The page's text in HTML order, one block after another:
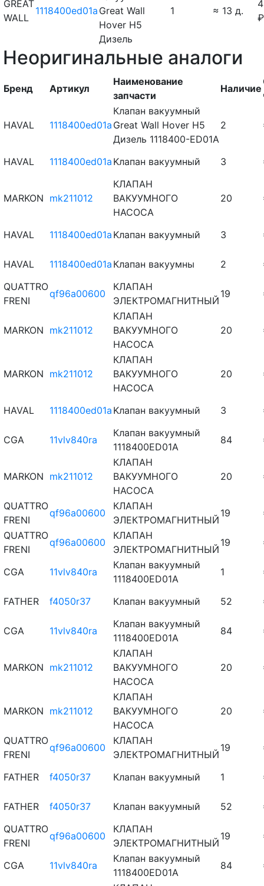
GREAT
WALL
1118400ed01a Great Wall
Hover H5
Дизель
1 ≈ 13 д.
₽
Неоригинальные аналоги
Бренд Артикул
Наименование
запчасти
Наличие
HAVAL 1118400ed01a
Клапан вакуумный
Great Wall Hover H5
Дизель 1118400-ED01A
2
HAVAL 1118400ed01a Kлaпaн вaкyyмный 3
MARKON mk211012
КЛАПАН
ВАКУУМНОГО
НАСОСА
20
HAVAL 1118400ed01a Kлaпaн вaкyyмный 3
HAVAL 1118400ed01a Клапан вакуумны 2
QUATTRO
FRENI
qf96a00600
КЛАПАН
ЭЛЕКТРОМАГНИТНЫЙ
19
MARKON mk211012
КЛАПАН
ВАКУУМНОГО
НАСОСА
20
MARKON mk211012
КЛАПАН
ВАКУУМНОГО
НАСОСА
20
HAVAL 1118400ed01a Kлaпaн вaкyyмный 3
CGA 11vlv840ra
Клапан вакуумный
1118400ED01A
84
MARKON mk211012
КЛАПАН
ВАКУУМНОГО
НАСОСА
20
QUATTRO
FRENI
qf96a00600
КЛАПАН
ЭЛЕКТРОМАГНИТНЫЙ
19
QUATTRO
FRENI
qf96a00600
КЛАПАН
ЭЛЕКТРОМАГНИТНЫЙ
19
CGA 11vlv840ra
Клапан вакуумный
1118400ED01A
1
FATHER f4050r37 Клапан вакуумный 52
CGA 11vlv840ra
Клапан вакуумный
1118400ED01A
84
MARKON mk211012
КЛАПАН
ВАКУУМНОГО
НАСОСА
20
MARKON mk211012
КЛАПАН
ВАКУУМНОГО
НАСОСА
20
QUATTRO
FRENI
qf96a00600
КЛАПАН
ЭЛЕКТРОМАГНИТНЫЙ
19
FATHER f4050r37 Клапан вакуумный 1
FATHER f4050r37 Клапан вакуумный 52
QUATTRO
FRENI
qf96a00600
КЛАПАН
ЭЛЕКТРОМАГНИТНЫЙ
19
CGA 11vlv840ra
Клапан вакуумный
1118400ED01A
84